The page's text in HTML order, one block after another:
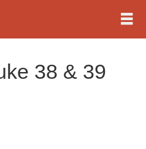
38 & 39